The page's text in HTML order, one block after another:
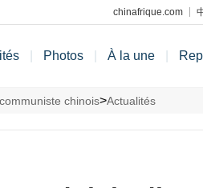
chinafrique.com
Photos À la une
chinois>Actualités